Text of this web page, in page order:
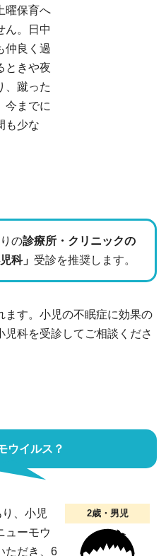
曜保育へ
ん。日中
仲良く過
ときや夜
、蹴った
今までに
も少な
の診療所・クリニックの
科」 受診を推奨します。
ます。小児の不眠症に効果の
科を受診してご相談くださ
ウイルス？
2歳・男児
、小児
ューモウ
ただき、6